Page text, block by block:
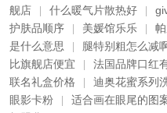
舰店
什么暖气片散热好
护肤品顺序
美媛馆乐乐
是什么意思
腿特别粗怎么减
比旗舰店便宜
法国品牌口红
联名礼盒价格
迪奥花蜜系列
眼影卡粉
适合画在眼尾的图